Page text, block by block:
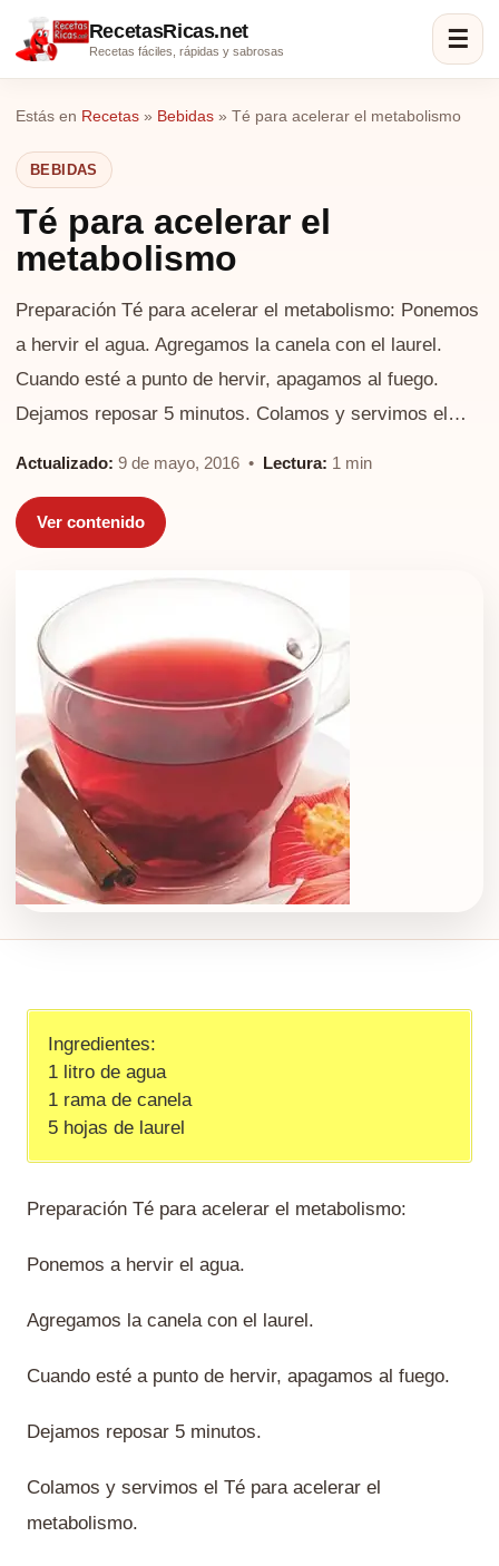
RecetasRicas.net
Recetas fáciles, rápidas y sabrosas ☰
Estás en Recetas » Bebidas » Té para acelerar el metabolismo
BEBIDAS
Té para acelerar el
metabolismo
Preparación Té para acelerar el metabolismo: Ponemos
a hervir el agua. Agregamos la canela con el laurel.
Cuando esté a punto de hervir, apagamos al fuego.
Dejamos reposar 5 minutos. Colamos y servimos el…
Actualizado: 9 de mayo, 2016 • Lectura: 1 min
Ver contenido
Ingredientes:
1 litro de agua
1 rama de canela
5 hojas de laurel
Preparación Té para acelerar el metabolismo:
Ponemos a hervir el agua.
Agregamos la canela con el laurel.
Cuando esté a punto de hervir, apagamos al fuego.
Dejamos reposar 5 minutos.
Colamos y servimos el Té para acelerar el
metabolismo.